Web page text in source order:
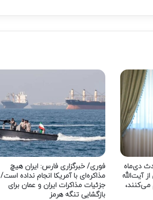
دی‌ماه
آیت‌الله
فوری/ خبرگزاری فارس: ایران هیچ
مذاکره‌ای با آمریکا انجام نداده است/
جزئیات مذاکرات ایران و عمان برای
بازگشایی تنگه هرمز